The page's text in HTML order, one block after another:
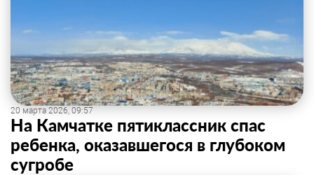
20 марта 2026, 09:57
На Камчатке пятиклассник спас
ребенка, оказавшегося в глубоком
сугробе